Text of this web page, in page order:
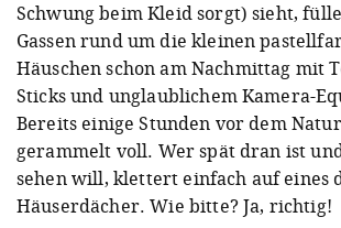
Schwung beim Kleid sorgt) sieht,
Gassen rund um die kleinen
Häuschen schon am Nachmittag mit
Sticks und unglaublichem Kamera-
Bereits einige Stunden vor dem
gerammelt voll. Wer spät dran ist
sehen will, klettert einfach auf eines
Häuserdächer. Wie bitte? Ja, richtig!